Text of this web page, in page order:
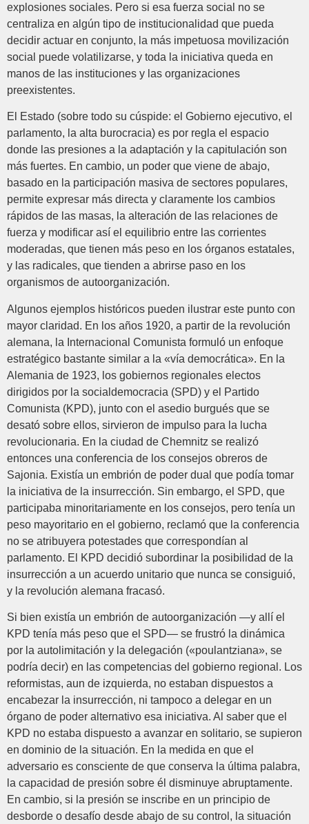
explosiones sociales. Pero si esa fuerza social no se
centraliza en algún tipo de institucionalidad que pueda
decidir actuar en conjunto, la más impetuosa movilización
social puede volatilizarse, y toda la iniciativa queda en
manos de las instituciones y las organizaciones
preexistentes.
El Estado (sobre todo su cúspide: el Gobierno ejecutivo, el
parlamento, la alta burocracia) es por regla el espacio
donde las presiones a la adaptación y la capitulación son
más fuertes. En cambio, un poder que viene de abajo,
basado en la participación masiva de sectores populares,
permite expresar más directa y claramente los cambios
rápidos de las masas, la alteración de las relaciones de
fuerza y modificar así el equilibrio entre las corrientes
moderadas, que tienen más peso en los órganos estatales,
y las radicales, que tienden a abrirse paso en los
organismos de autoorganización.
Algunos ejemplos históricos pueden ilustrar este punto con
mayor claridad. En los años 1920, a partir de la revolución
alemana, la Internacional Comunista formuló un enfoque
estratégico bastante similar a la «vía democrática». En la
Alemania de 1923, los gobiernos regionales electos
dirigidos por la socialdemocracia (SPD) y el Partido
Comunista (KPD), junto con el asedio burgués que se
desató sobre ellos, sirvieron de impulso para la lucha
revolucionaria. En la ciudad de Chemnitz se realizó
entonces una conferencia de los consejos obreros de
Sajonia. Existía un embrión de poder dual que podía tomar
la iniciativa de la insurrección. Sin embargo, el SPD, que
participaba minoritariamente en los consejos, pero tenía un
peso mayoritario en el gobierno, reclamó que la conferencia
no se atribuyera potestades que correspondían al
parlamento. El KPD decidió subordinar la posibilidad de la
insurrección a un acuerdo unitario que nunca se consiguió,
y la revolución alemana fracasó.
Si bien existía un embrión de autoorganización —y allí el
KPD tenía más peso que el SPD— se frustró la dinámica
por la autolimitación y la delegación («poulantziana», se
podría decir) en las competencias del gobierno regional. Los
reformistas, aun de izquierda, no estaban dispuestos a
encabezar la insurrección, ni tampoco a delegar en un
órgano de poder alternativo esa iniciativa. Al saber que el
KPD no estaba dispuesto a avanzar en solitario, se supieron
en dominio de la situación. En la medida en que el
adversario es consciente de que conserva la última palabra,
la capacidad de presión sobre él disminuye abruptamente.
En cambio, si la presión se inscribe en un principio de
desborde o desafío desde abajo de su control, la situación